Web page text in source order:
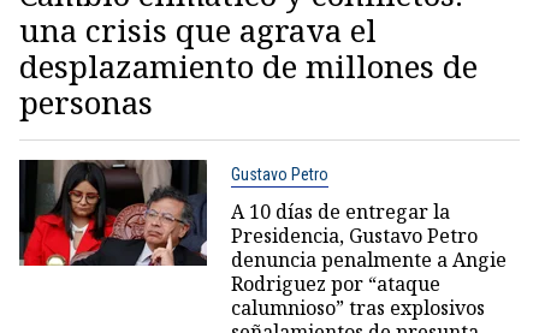
una crisis que agrava el
desplazamiento de millones de
personas
Gustavo Petro
A 10 días de entregar la
Presidencia, Gustavo Petro
denuncia penalmente a Angie
Rodriguez por “ataque
calumnioso” tras explosivos